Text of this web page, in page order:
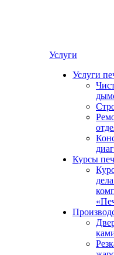
Услуги
Услуги
Курсы